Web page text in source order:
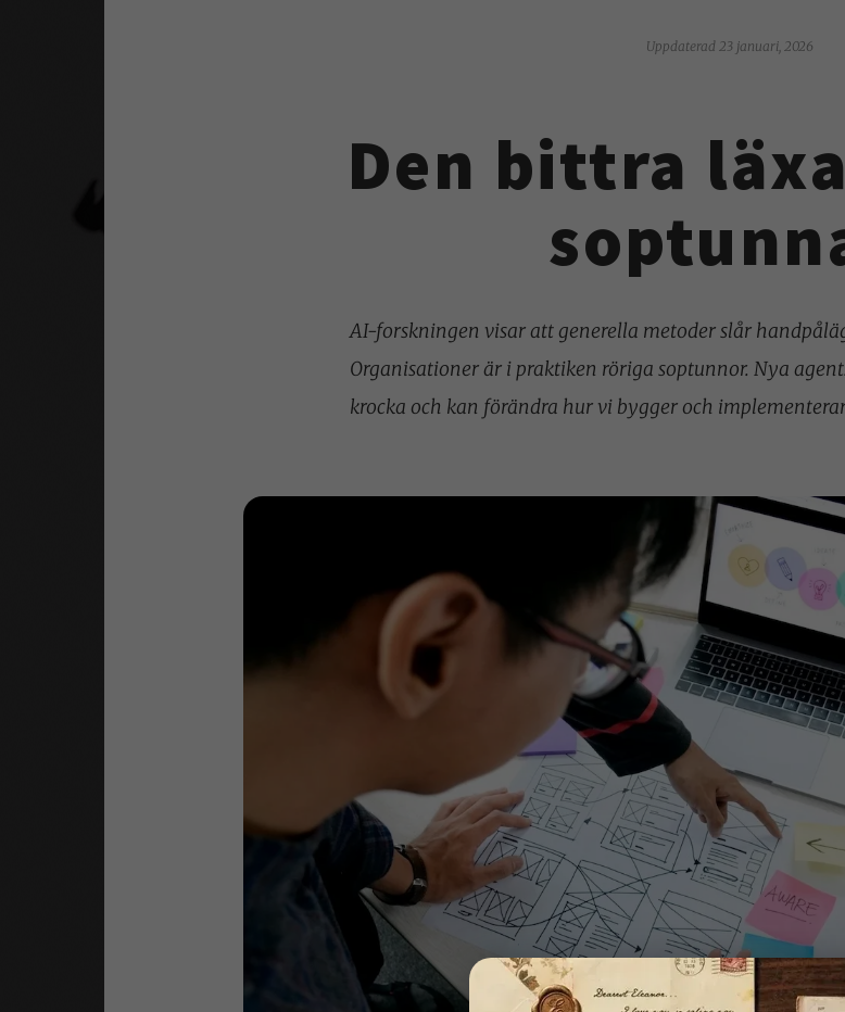
Uppdaterad 23 januari, 2026
Den bittra
AI-forskningen visar att generella metoder slår
Organisationer är i praktiken röriga soptunnor. Nya
krocka och kan förändra hur vi bygger och